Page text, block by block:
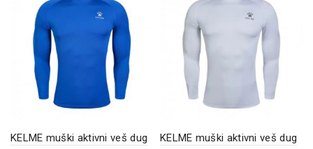
Opcije
mogu
biti
izabrane
na
stranici
proizvoda.
varijanti.
Opcije
mogu
biti
izabrane
na
stranici
KELME muški aktivni veš dug
KELME muški aktivni veš dug